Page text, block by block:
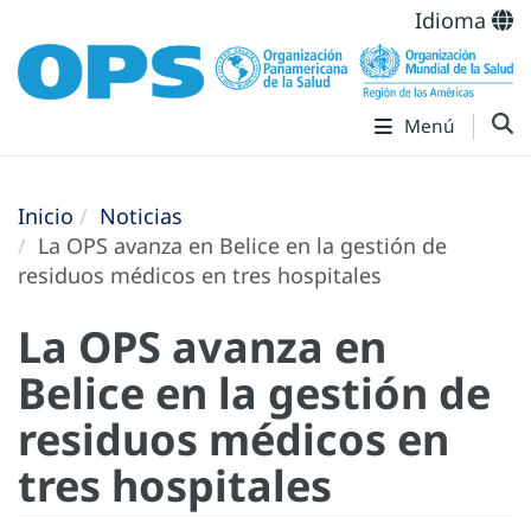
Idioma
Menú
Inicio
Noticias
La OPS avanza en Belice en la gestión de
residuos médicos en tres hospitales
La OPS avanza en
Belice en la gestión de
residuos médicos en
tres hospitales